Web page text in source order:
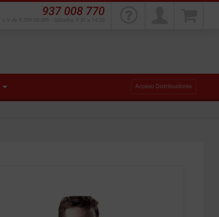
937 008 770
Acceso Distribuidores